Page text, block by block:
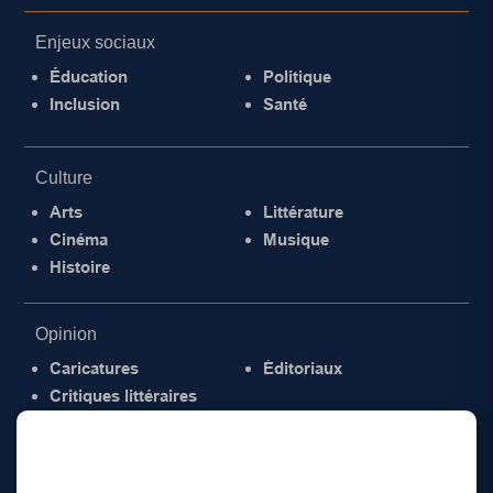
Enjeux sociaux
Éducation
Inclusion
Politique
Santé
Culture
Arts
Cinéma
Histoire
Littérature
Musique
Opinion
Caricatures
Critiques littéraires
Éditoriaux